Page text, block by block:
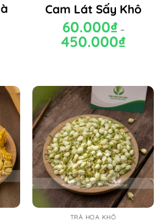
Cam Lát Sấy Khô
60.000₫ –
450.000₫Khoảng
giá:
TRÀ HOA KHÔ